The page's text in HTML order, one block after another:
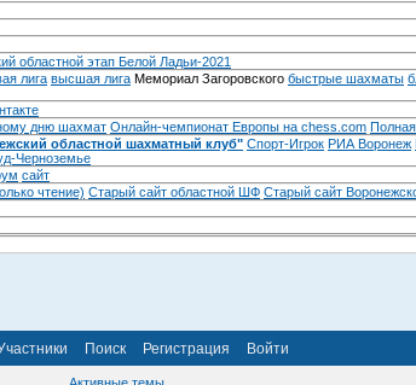
областной этап Белой Ладьи-2021
лига высшая лига Мемориал Загоровского быстрые шахматы
дню шахмат Онлайн-чемпионат Европы на chess.com
областной шахматный клуб" Спорт-Игрок РИА Воронеж
Черноземье
сайт
чтение) Старый сайт областной ШФ Старый сайт
Поиск Регистрация Войти